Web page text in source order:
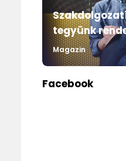
tegyünk
Magazin
Facebook